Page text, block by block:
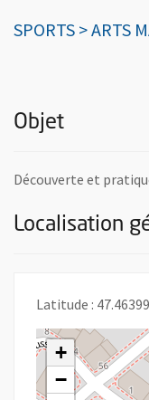
SPORTS > ARTS
Objet
Découverte et
Localisation
Latitude :
+
−